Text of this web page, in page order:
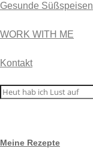
Gesunde Süßspeisen
WORK WITH ME
Kontakt
Meine Rezepte